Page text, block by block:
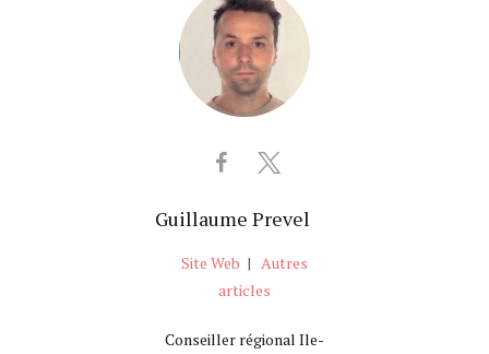
Guillaume Prevel
Site Web | Autres
articles
Conseiller régional Ile-